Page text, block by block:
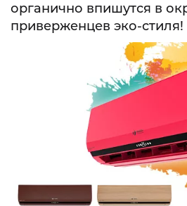
органично впишутся в
приверженцев эко-стиля!